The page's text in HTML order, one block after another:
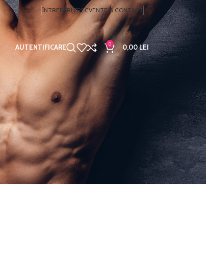
ÎNTREBĂRI FRECVENTE & CONTACT
AUTENTIFICARE 0 0,00LEI